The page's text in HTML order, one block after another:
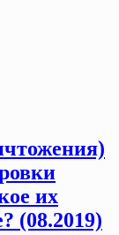
их
(08.2019)